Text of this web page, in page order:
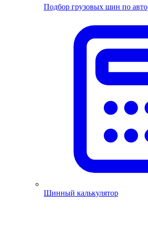
Подбор грузовых шин по авто
Шинный калькулятор